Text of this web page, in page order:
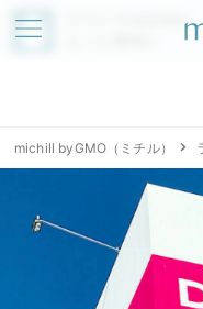
アプリでmichillが
michill byGMO（ミチル）